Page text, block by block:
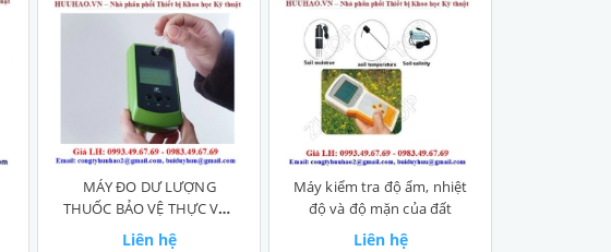
MÁY ĐO DƯ LƯỢNG
THUỐC BẢO VỆ THỰC VẬT
NY-1D
Liên hệ
Máy kiểm tra độ ẩm, nhiệt
độ và độ mặn của đất
Liên hệ